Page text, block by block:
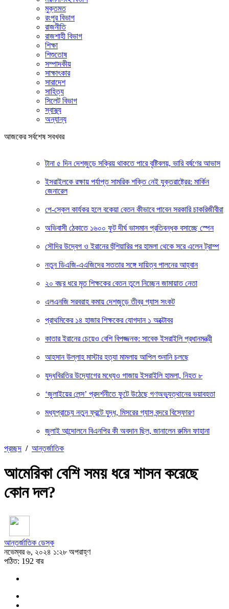
মুক্তমত
রংপুর বিভাগ
রাজনীতি
রাজশাহী বিভাগ
শিক্ষা
শিশুতোষ
সম্পাদকীয়
সাক্ষাৎকার
সারাদেশ
সাহিত্য
সিলেট বিভাগ
স্বাস্থ্য
অন্যান্য
আজকের সর্বশেষ সবখবর
টানা ৫ দিন দেশজুড়ে সক্রিয় থাকতে পারে বৃষ্টিবলয়, ভারি বর্ষণের আভাস
ইসরাইলকে রক্ষায় পর্যাপ্ত সামরিক শক্তি নেই যুক্তরাষ্ট্রের: মার্কিন
জেনারেল
পে-স্কেল কার্যকর হলে বকেয়া বেতন কীভাবে পাবেন সরকারি চাকরিজীবীরা
অভিবাসী ঠেকাতে ১৬০০ ফুট দীর্ঘ ভাসমান প্রতিবন্ধক বসাচ্ছে স্পেন
সৌদির উদ্বেগ ও ইরানের হুঁশিয়ারির পর হামলা থেকে সরে এলেন ট্রাম্প
নতুন ডিএজি-এএজিদের সততার সঙ্গে দায়িত্ব পালনের আহ্বান
২০ বছর ধরে মৃত শিক্ষকের বেতন তুলে নিচ্ছেন জামায়াত নেতা
এলএনজি সরবরাহ কমায় দেশজুড়ে তীব্র গ্যাস সংকট
প্রাথমিকের ১৪ হাজার শিক্ষকের যোগদান ১ অক্টোবর
কাতার ইরানের চেয়েও বেশি বিপজ্জনক: সাবেক ইসরাইলি প্রধানমন্ত্রী
আহসান উল্লাহ মাস্টার হত্যা মামলায় আপিল শুনানি চলছে
যুদ্ধবিরতির উদ্যোগের মধ্যেও গাজায় ইসরাইলি হামলা, নিহত ৮
‘জুলাইয়ের লেন্স’ প্রদর্শনীতে ফুটে উঠেছে গণঅভ্যুত্থানের ভয়াবহতা
মধ্যপ্রাচ্যে নতুন ফ্রন্টে যুদ্ধ, মিসরের গ্যাস বন্দরে বিস্ফোরণ
জুলাই আন্দোলনে বিএনপির কী অবদান ছিল, জানালেন রুমিন ফাহানা
প্রচ্ছদ / আন্তর্জাতিক
আমেরিকা বেশি সময় ধরে শাসন করেছে
কোন দল?
আন্তর্জাতিক ডেস্ক
নভেম্বর ৬, ২০২৪ ১:২৮ অপরাহ্ণ
পঠিত: 192 বার